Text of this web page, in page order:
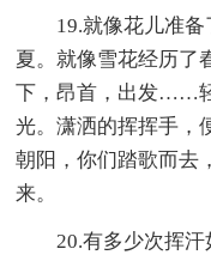
19.就像花儿准
夏。就像雪花经历了
下，昂首，出发……
光。潇洒的挥挥手，
朝阳，你们踏歌而去
来。
20.有多少次挥